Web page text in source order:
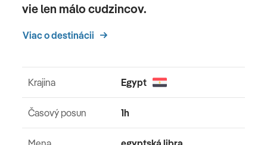
vie len málo cudzincov.
Viac o destinácii
Krajina Egypt
Časový posun 1h